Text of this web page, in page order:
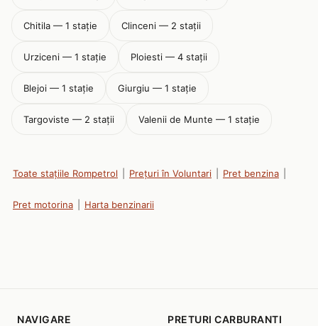
Chitila — 1 stație Clinceni — 2 stații
Urziceni — 1 stație Ploiesti — 4 stații
Blejoi — 1 stație Giurgiu — 1 stație
Targoviste — 2 stații Valenii de Munte — 1 stație
Toate stațiile Rompetrol Prețuri în Voluntari Pret benzina
Pret motorina Harta benzinarii
NAVIGARE PRETURI CARBURANTI